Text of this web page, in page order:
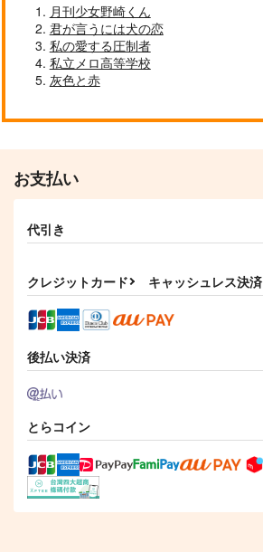
うすべに文庫
イデア×アズール
作品詳細 作品詳細
leman
1,572
その他
イデア×アズール
サンプル
E'toile.
専売 787円（税込）
青い炎に触れてみた
もっと知りたい!!きみ
月刊少女野崎くん
君が言うには犬の恋
私の愛する圧制者
私立メロ高等学校
灰色と赤
お支払い
代引き
クレジットカード キャッシュレス決済
後払い決済
とらコイン